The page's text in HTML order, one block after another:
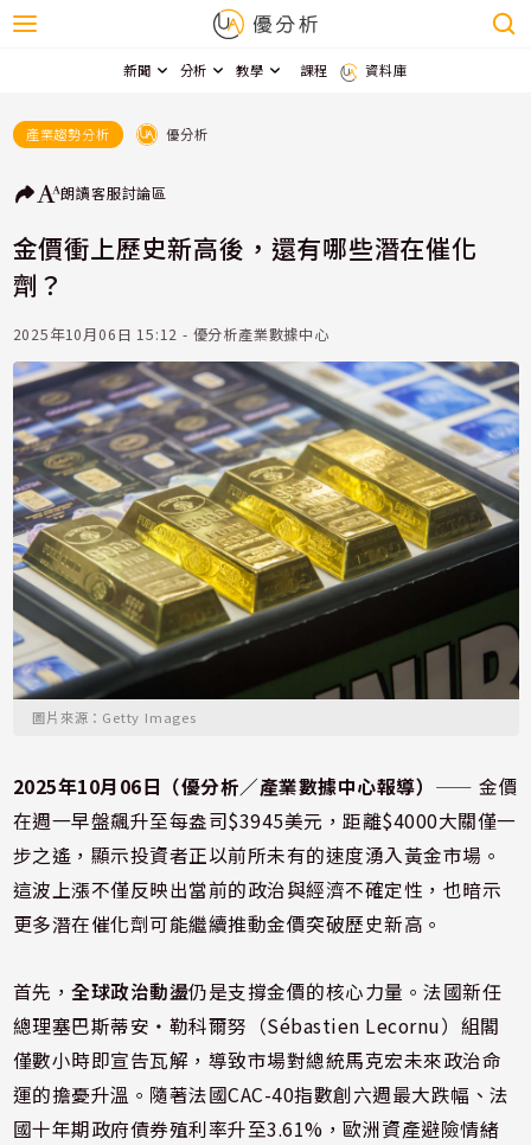
新聞 分析 教學 課程 資料庫
產業趨勢分析 優分析
朗讀客服討論區
金價衝上歷史新高後，還有哪些潛在催化
劑？
2025年10月06日 15:12 - 優分析產業數據中心
圖片來源：Getty Images
2025年10月06日（優分析／產業數據中心報導） ⸺ 金價
在週一早盤飆升至每盎司$3945美元，距離$4000大關僅一
步之遙，顯示投資者正以前所未有的速度湧入黃金市場。
這波上漲不僅反映出當前的政治與經濟不確定性，也暗示
更多潛在催化劑可能繼續推動金價突破歷史新高。
首先，全球政治動盪仍是支撐金價的核心力量。法國新任
總理塞巴斯蒂安・勒科爾努（Sébastien Lecornu）組閣
僅數小時即宣告瓦解，導致市場對總統馬克宏未來政治命
運的擔憂升溫。隨著法國CAC-40指數創六週最大跌幅、法
國十年期政府債券殖利率升至3.61%，歐洲資產避險情緒